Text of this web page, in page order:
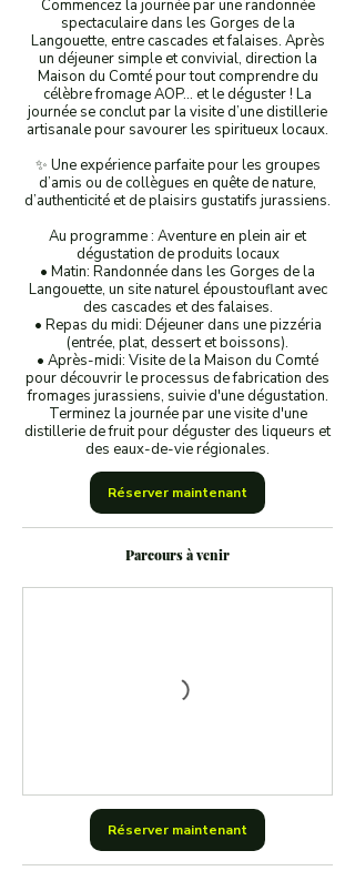
Commencez la journée par une randonnée
spectaculaire dans les Gorges de la
Langouette, entre cascades et falaises. Après
un déjeuner simple et convivial, direction la
Maison du Comté pour tout comprendre du
célèbre fromage AOP… et le déguster ! La
journée se conclut par la visite d’une distillerie
artisanale pour savourer les spiritueux locaux.
✨ Une expérience parfaite pour les groupes
d’amis ou de collègues en quête de nature,
d’authenticité et de plaisirs gustatifs jurassiens.
Au programme : Aventure en plein air et
dégustation de produits locaux
• Matin: Randonnée dans les Gorges de la
Langouette, un site naturel époustouflant avec
des cascades et des falaises.
• Repas du midi: Déjeuner dans une pizzéria
(entrée, plat, dessert et boissons).
• Après-midi: Visite de la Maison du Comté
pour découvrir le processus de fabrication des
fromages jurassiens, suivie d'une dégustation.
Terminez la journée par une visite d'une
distillerie de fruit pour déguster des liqueurs et
Réserver maintenant
Parcours à venir
Réserver maintenant